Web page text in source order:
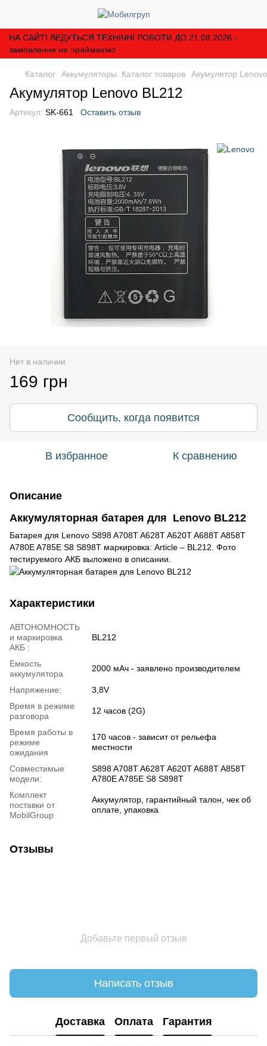
НА САЙТІ ВЕДУТЬСЯ ТЕХНІЧНІ РОБОТИ ДО 21.08.2026 -
замовлення не приймаемо
Каталог Аккумуляторы. Каталог товаров Акумулятор
Акумулятор Lenovo BL212
Артикул: SK-661 Оставить отзыв
Нет в наличии
169 грн
Сообщить, когда появится
В избранное К сравнению
Описание
Аккумуляторная батарея для Lenovo BL212
Батарея для Lenovo S898 A708T A628T A620T A688T A858T
A780E A785E S8 S898T маркировка: Article – BL212. Фото
тестируемого АКБ выложено в описании.
Характеристики
АВТОНОМНОСТЬ
и маркировка
АКБ :
BL212
Емкость
аккумулятора
2000 мАч - заявлено производителем
Напряжение:
3,8V
Время в режиме
разговора
12 часов (2G)
Время работы в
режиме
ожидания
170 часов - зависит от рельефа
местности
Совместимые
модели:
S898 A708T A628T A620T A688T A858T
A780E A785E S8 S898T
Комплект
поставки от
MobilGroup
Аккумулятор, гарантийный талон, чек об
оплате, упаковка
Отзывы
Добавьте первый отзыв
Написать отзыв
Доставка Оплата Гарантия